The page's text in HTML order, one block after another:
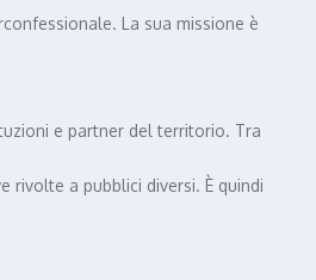
La sua missione è
e partner del territorio. Tra
rivolte a pubblici diversi. È quindi